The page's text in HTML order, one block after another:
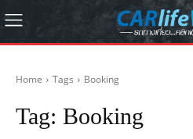
Home Tags Booking
Tag: Booking